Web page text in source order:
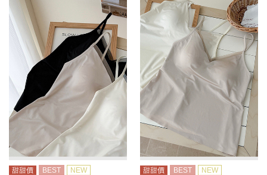
甜甜價 BEST NEW 甜甜價 BEST NEW